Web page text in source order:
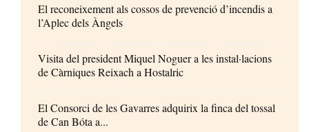
El reconeixement als cossos de prevenció d’incendis a
l’Aplec dels Àngels
Visita del president Miquel Noguer a les instal·lacions
de Càrniques Reixach a Hostalric
El Consorci de les Gavarres adquirix la finca del tossal
de Can Bóta a...